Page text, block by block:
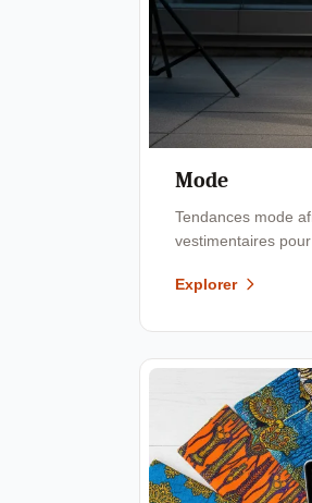
Mode
Tendances mode
vestimentaires
Explorer